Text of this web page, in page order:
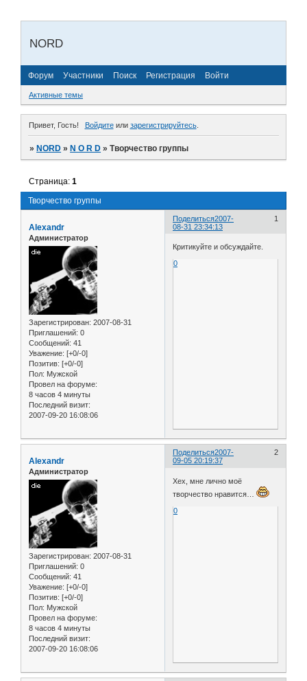
NORD
Форум Участники Поиск Регистрация Войти
Активные темы
Привет, Гость! Войдитеили зарегистрируйтесь.
»NORD »N O R D »Творчество группы
Творчество группы
Страница:1
Поделиться 1
2007-
08-31 23:34:13
Alexandr
Администратор
Зарегистрирован: 2007-08-31
Приглашений: 0
Сообщений: 41
Уважение: [+0/-0]
Позитив: [+0/-0]
Пол: Мужской
Провел на форуме:
8 часов 4 минуты
Последний визит:
2007-09-20 16:08:06
Критикуйте и обсуждайте.
0
Поделиться 2
2007-
09-05 20:19:37
Alexandr
Администратор
Зарегистрирован: 2007-08-31
Приглашений: 0
Сообщений: 41
Уважение: [+0/-0]
Позитив: [+0/-0]
Пол: Мужской
Провел на форуме:
8 часов 4 минуты
Последний визит:
2007-09-20 16:08:06
Хех, мне лично моё
творчество нравится…
0